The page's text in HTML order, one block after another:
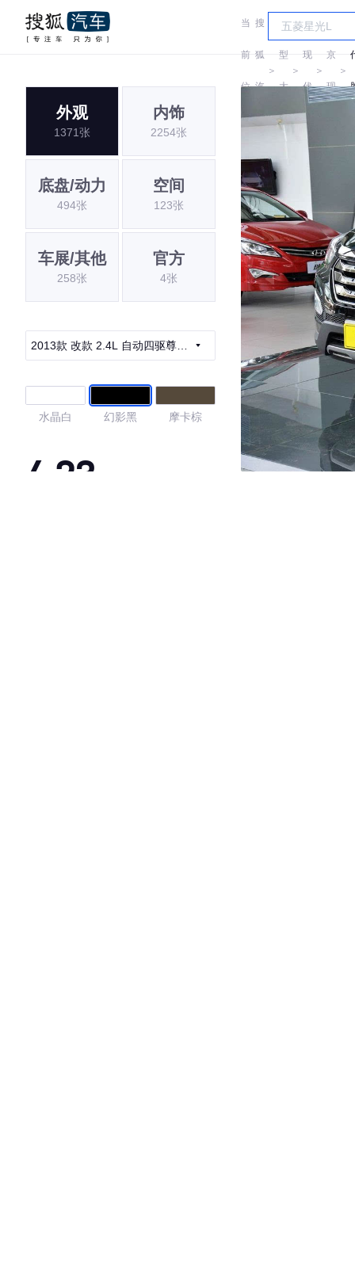
当
前
位
置:
搜
狐
汽
车
＞
车
型
大
全
＞
现
代
＞
北
京
现
＞
外观
1371张
内饰
2254张
底盘/动力
494张
空间
123张
车展/其他
258张
官方
4张
2013款 改款 2.4L 自动四驱尊贵
水晶白 幻影黑 摩卡棕
4.23